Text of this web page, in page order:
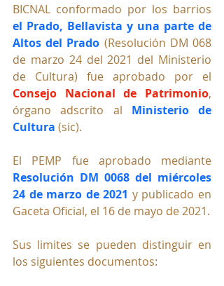
el Prado, Bellavista y una parte de
Altos del Prado (Resolución DM 068
de marzo 24 del 2021 del Ministerio
Consejo Nacional de Patrimonio,
órgano adscrito al Ministerio de
Cultura (sic).
Resolución DM 0068 del miércoles
24 de marzo de 2021 y publicado en
Gaceta Oficial, el 16 de mayo de 2021.
Sus limites se pueden distinguir en
los siguientes documentos: